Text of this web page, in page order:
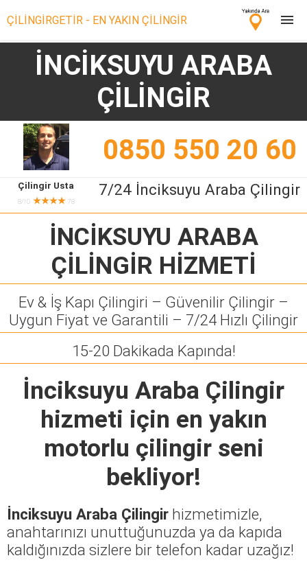
ÇİLİNGİRGETİR - EN YAKIN ÇİLİNGİR
Çilingir Ara
Çilingir misin? Bize Katıl!
İNCİKSUYU ARABA
ÇİLİNGİR
0850 550 20 60
Çilingir Usta
8/10 ★★★★ 78
7/24 İnciksuyu Araba Çilingir
İNCİKSUYU ARABA
ÇİLİNGİR HİZMETİ
Ev & İş Kapı Çilingiri – Güvenilir Çilingir –
Uygun Fiyat ve Garantili – 7/24 Hızlı Çilingir
15-20 Dakikada Kapında!
İnciksuyu Araba Çilingir
hizmeti için en yakın
motorlu çilingir seni
bekliyor!
İnciksuyu Araba Çilingir hizmetimizle,
anahtarınızı unuttuğunuzda ya da kapıda
kaldığınızda sizlere bir telefon kadar uzağız!